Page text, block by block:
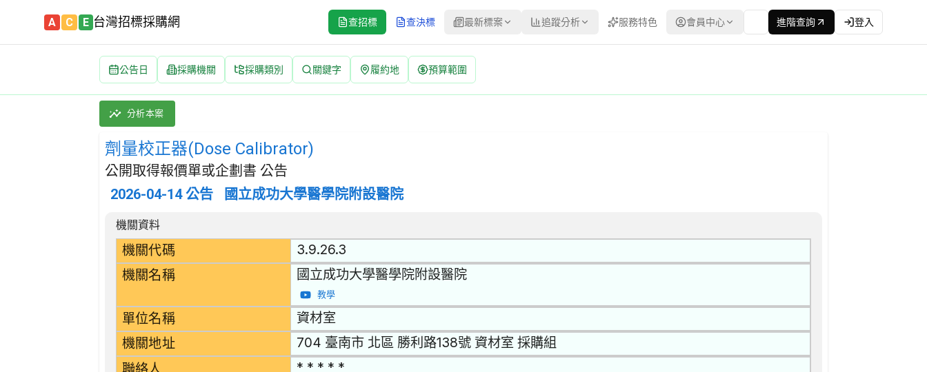
A C E 台灣招標採購網 查招標 查決標 最新標案 追蹤分析 服務特色 會員中心 進階查詢 登入
公告日 採購機關 採購類別 關鍵字 履約地 預算範圍
劑量校正器(Dose Calibrator) 招標公告 | 案號：A115032 | 公開取得報價單或企劃書 公告
採購類別：財物類 醫療,外科及矯形設備 | 招標方式：公開取得報價單或企劃書 | 決標方式：最低標 | 資料來源：台灣政府電子採購網（公共工程委員會） | 更新時間：
分析本案
劑量校正器(Dose Calibrator)
公開取得報價單或企劃書 公告
2026-04-14 公告 國立成功大學醫學院附設醫院
招標公告詳細內容
機關資料
機關代碼 3.9.26.3
機關名稱 國立成功大學醫學院附設醫院
教學
單位名稱 資材室
機關地址 704 臺南市 北區 勝利路138號 資材室 採購組
聯絡人 * * * * *